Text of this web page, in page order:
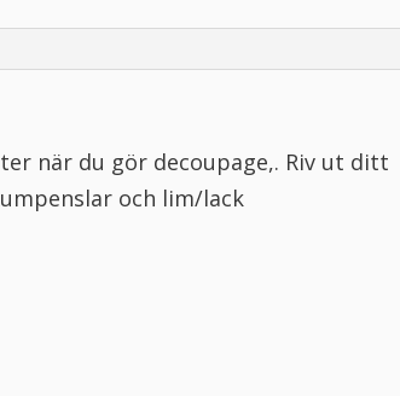
när du gör decoupage,. Riv ut ditt
och lim/lack